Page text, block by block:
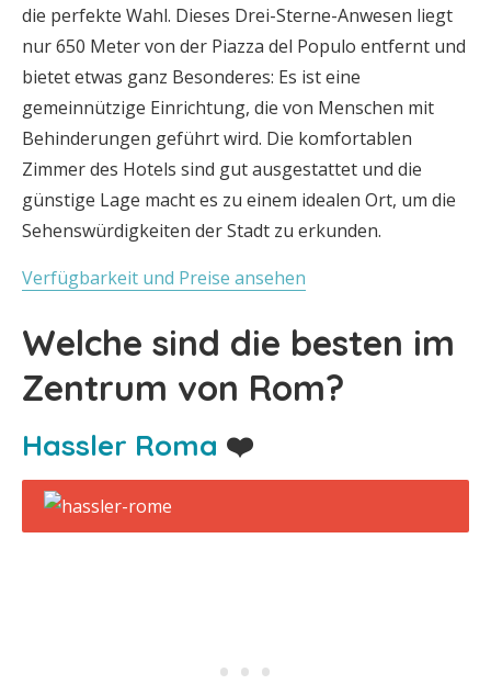
die perfekte Wahl. Dieses Drei-Sterne-Anwesen liegt
nur 650 Meter von der Piazza del Populo entfernt und
bietet etwas ganz Besonderes: Es ist eine
gemeinnützige Einrichtung, die von Menschen mit
Behinderungen geführt wird. Die komfortablen
Zimmer des Hotels sind gut ausgestattet und die
günstige Lage macht es zu einem idealen Ort, um die
Sehenswürdigkeiten der Stadt zu erkunden.
Verfügbarkeit und Preise ansehen
Welche sind die besten im
Zentrum von Rom?
Hassler Roma ❤️